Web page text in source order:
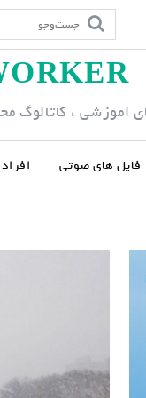
اموزشی ، کاتالوگ
فایل های صوتی